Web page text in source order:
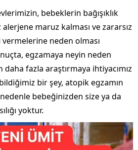
bebeklerin bağışıklık
maruz kalması ve zararsız
vermelerine neden olması
egzamaya neyin neden
fazla araştırmaya ihtiyacımız
bir şey, atopik egzamın
nedenle bebeğinizden size ya da
yoktur.